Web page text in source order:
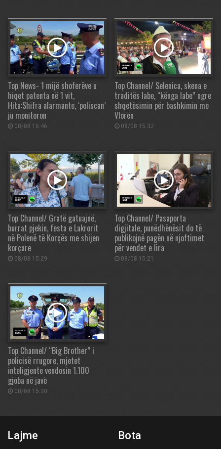
Top News- 1 mijë shoferëve u
hiqet patenta në 1 vit,
Hita:Shifra alarmante, ‘poliscan’
ju monitoron
08/08 15:46
Top Channel/ Selenica, skena e
traditës labe, “kënga labe” ngre
shqetësimin për bashkimin me
Vlorën
08/08 15:32
Top Channel/ Gratë gatuajnë,
burrat pjekin, festa e Lakrorit
në Polenë të Korçës me shijen
korçare
08/08 15:29
Top Channel/ Pasaporta
digjitale, punëdhënësit do të
publikojnë pagën në njoftimet
për vendet e lira
08/08 15:21
Top Channel/ “Big Brother” i
policisë rrugore, mjetet
inteligjente vendosin 1.100
gjoba në javë
08/08 15:20
Lajme Bota